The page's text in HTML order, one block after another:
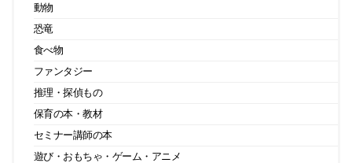
動物
恐竜
食べ物
ファンタジー
推理・探偵もの
保育の本・教材
セミナー講師の本
遊び・おもちゃ・ゲーム・アニメ